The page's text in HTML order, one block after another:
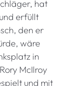
hat
erfüllt
den er
wäre
in
McIlroy
und mit